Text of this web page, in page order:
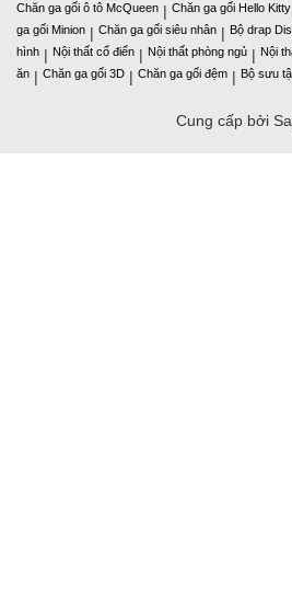
Chăn ga gối ô tô McQueen | Chăn ga gối Hello Kitty
ga gối Minion | Chăn ga gối siêu nhân | Bộ drap
hình | Nội thất cổ điển | Nội thất phòng ngủ | Nội
ăn | Chăn ga gối 3D | Chăn ga gối đệm | Bộ sưu
Cung cấp bởi